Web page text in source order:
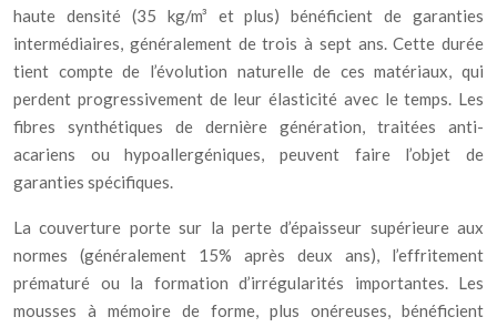
haute densité (35 kg/m³ et plus) bénéficient de garanties
intermédiaires, généralement de trois à sept ans. Cette durée
tient compte de l’évolution naturelle de ces matériaux, qui
perdent progressivement de leur élasticité avec le temps. Les
fibres synthétiques de dernière génération, traitées anti-
acariens ou hypoallergéniques, peuvent faire l’objet de
garanties spécifiques.
La couverture porte sur la perte d’épaisseur supérieure aux
normes (généralement 15% après deux ans), l’effritement
prématuré ou la formation d’irrégularités importantes. Les
mousses à mémoire de forme, plus onéreuses, bénéficient